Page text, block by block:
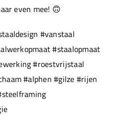
even mee! 🙃
#vanstaal
#staalopmaat
#roestvrijstaal
#alphen #gilze #rijen